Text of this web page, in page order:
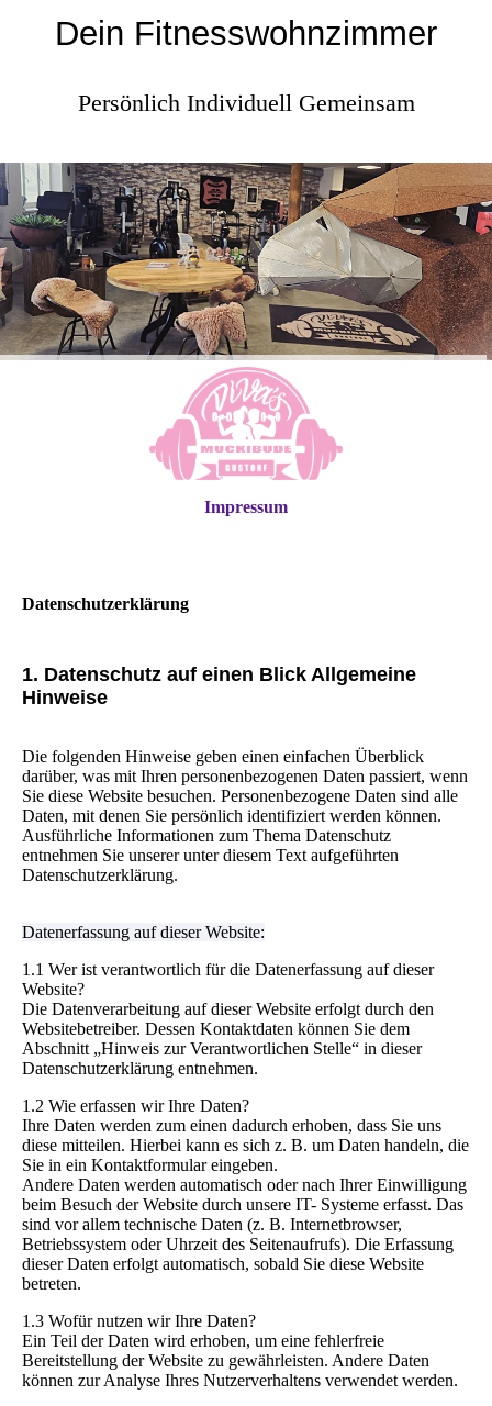
Dein Fitnesswohnzimmer
Persönlich Individuell Gemeinsam
Impressum
Datenschutzerklärung
1. Datenschutz auf einen Blick Allgemeine
Hinweise
Die folgenden Hinweise geben einen einfachen Überblick
darüber, was mit Ihren personenbezogenen Daten passiert, wenn
Sie diese Website besuchen. Personenbezogene Daten sind alle
Daten, mit denen Sie persönlich identifiziert werden können.
Ausführliche Informationen zum Thema Datenschutz
entnehmen Sie unserer unter diesem Text aufgeführten
Datenschutzerklärung.
Datenerfassung auf dieser Website:
1.1 Wer ist verantwortlich für die Datenerfassung auf dieser
Website?
Die Datenverarbeitung auf dieser Website erfolgt durch den
Websitebetreiber. Dessen Kontaktdaten können Sie dem
Abschnitt „Hinweis zur Verantwortlichen Stelle“ in dieser
Datenschutzerklärung entnehmen.
1.2 Wie erfassen wir Ihre Daten?
Ihre Daten werden zum einen dadurch erhoben, dass Sie uns
diese mitteilen. Hierbei kann es sich z. B. um Daten handeln, die
Sie in ein Kontaktformular eingeben.
Andere Daten werden automatisch oder nach Ihrer Einwilligung
beim Besuch der Website durch unsere IT- Systeme erfasst. Das
sind vor allem technische Daten (z. B. Internetbrowser,
Betriebssystem oder Uhrzeit des Seitenaufrufs). Die Erfassung
dieser Daten erfolgt automatisch, sobald Sie diese Website
betreten.
1.3 Wofür nutzen wir Ihre Daten?
Ein Teil der Daten wird erhoben, um eine fehlerfreie
Bereitstellung der Website zu gewährleisten. Andere Daten
können zur Analyse Ihres Nutzerverhaltens verwendet werden.